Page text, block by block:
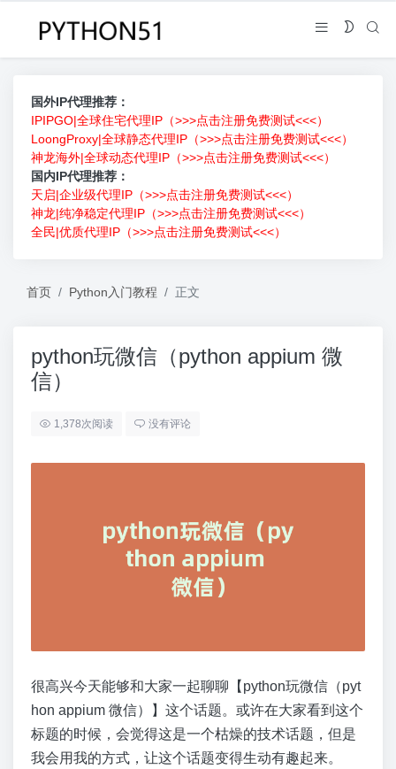
国外IP代理推荐：
IPIPGO|全球住宅代理IP（>>>点击注册免费测试<<<）
LoongProxy|全球静态代理IP（>>>点击注册免费测试<<<）
神龙海外|全球动态代理IP（>>>点击注册免费测试<<<）
国内IP代理推荐：
天启|企业级代理IP（>>>点击注册免费测试<<<）
神龙|纯净稳定代理IP（>>>点击注册免费测试<<<）
全民|优质代理IP（>>>点击注册免费测试<<<）
首页 Python入门教程 正文
python玩微信（python appium 微
信）
1,378次阅读 没有评论
很高兴今天能够和大家一起聊聊【python玩微信（pyt
hon appium 微信）】这个话题。或许在大家看到这个
标题的时候，会觉得这是一个枯燥的技术话题，但是
我会用我的方式，让这个话题变得生动有趣起来。